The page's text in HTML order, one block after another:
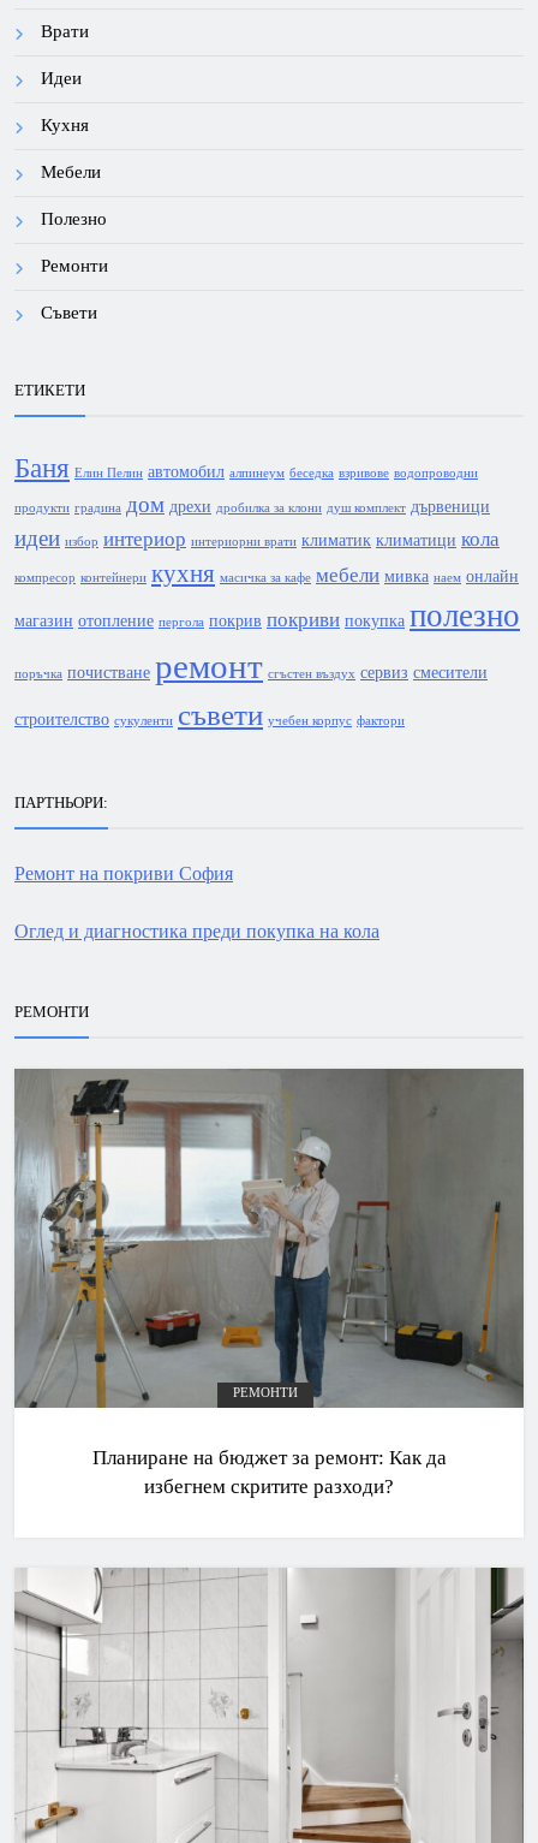
Врати
Идеи
Кухня
Мебели
Полезно
Ремонти
Съвети
ЕТИКЕТИ
Баня Елин Пелин автомобил алпинеум беседка взривове водопроводни
продукти градина дом дрехи дробилка за клони душ комплект дървеници
идеи избор интериор интериорни врати климатик климатици кола
компресор контейнери кухня масичка за кафе мебели мивка наем онлайн
магазин отопление пергола покрив покриви покупка полезно
поръчка почистване ремонт сгъстен въздух сервиз смесители
строителство сукуленти съвети учебен корпус фактори
ПАРТНЬОРИ:
Ремонт на покриви София
Оглед и диагностика преди покупка на кола
РЕМОНТИ
РЕМОНТИ
Планиране на бюджет за ремонт: Как да
избегнем скритите разходи?